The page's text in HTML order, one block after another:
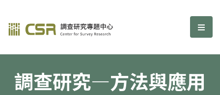
調查研究—方法與應用期刊 選
調查研究—方法與應用